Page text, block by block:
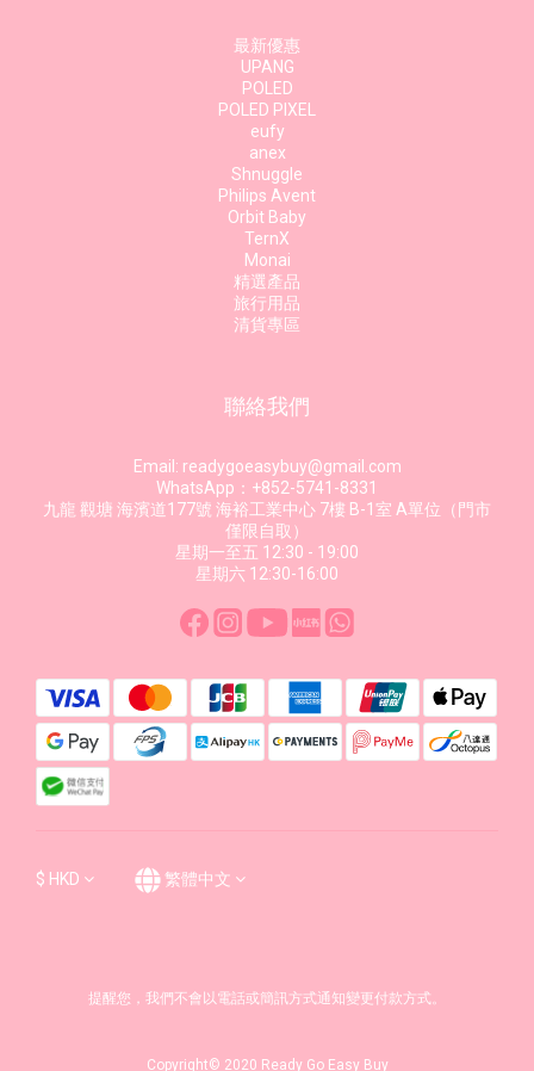
最新優惠
UPANG
POLED
POLED PIXEL
eufy
anex
Shnuggle
Philips Avent
Orbit Baby
TernX
Monai
精選產品
旅行用品
清貨專區
聯絡我們
Email: readygoeasybuy@gmail.com
WhatsApp：+852-5741-8331
九龍 觀塘 海濱道177號 海裕工業中心 7樓 B-1室 A單位（門市
僅限自取）
星期一至五 12:30 - 19:00
星期六 12:30-16:00
$ HKD 繁體中文
提醒您，我們不會以電話或簡訊方式通知變更付款方式。
Copyright© 2020 Ready Go Easy Buy